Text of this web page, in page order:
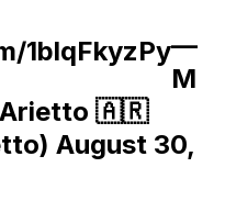
1blqFkyzPy—
M
Arietto 🇦🇷
August 30,